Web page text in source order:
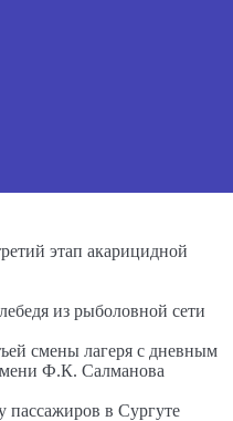
этап акарицидной
из рыболовной сети
смены лагеря с дневным
Ф.К. Салманова
пассажиров в Сургуте